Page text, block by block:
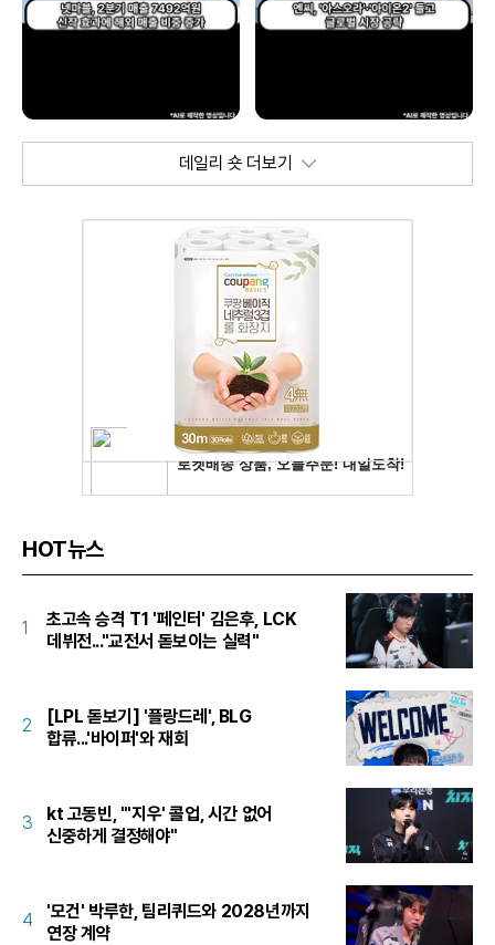
데일리 숏 더보기
HOT뉴스
1
초고속 승격 T1 '페인터' 김은후, LCK
데뷔전..."교전서 돋보이는 실력"
2
[LPL 돋보기] '플랑드레', BLG
합류...'바이퍼'와 재회
3
kt 고동빈, "'지우' 콜업, 시간 없어
신중하게 결정해야"
4
'모건' 박루한, 팀리퀴드와 2028년까지
연장 계약